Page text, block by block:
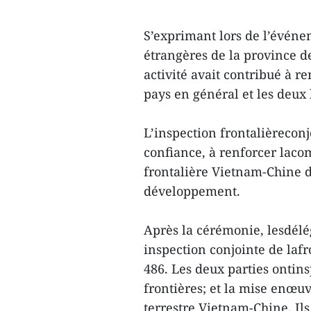
S’exprimant lors de
étrangères de la province
activité avait contribué à
pays en général et les
L’inspection
confiance, à renforcer
frontalière Vietnam-Chine
développement.
Après la cérémonie,
inspection conjointe de
486. Les deux parties
frontières; et la mise
terrestre Vietnam-Chine.